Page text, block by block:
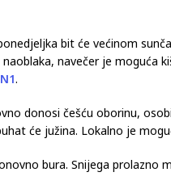
bit će većinom
navečer je moguća
N1.
donosi češću oborinu,
će južina. Lokalno je
bura. Snijega prolazno